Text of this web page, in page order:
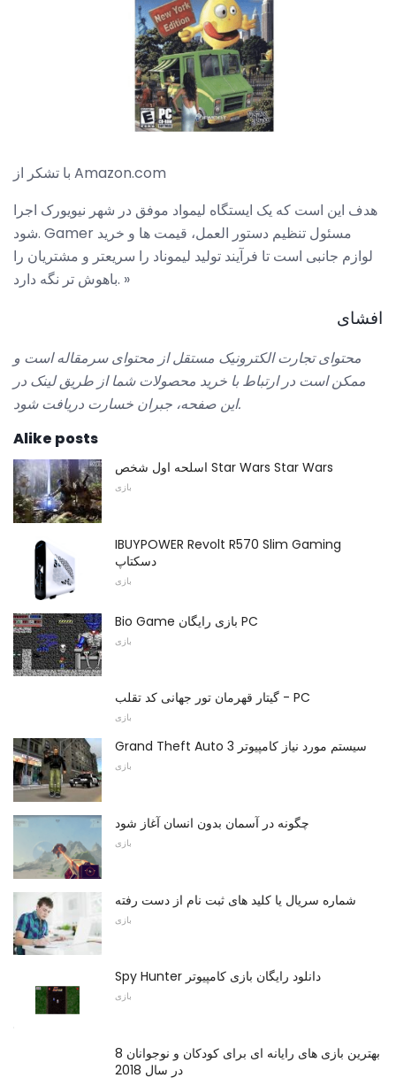
با تشکر از Amazon.com
هدف این است که یک ایستگاه لیمواد موفق در شهر نیویورک اجرا
شود. Gamer مسئول تنظیم دستور العمل، قیمت ها و خرید
لوازم جانبی است تا فرآیند تولید لیموناد را سریعتر و مشتریان را
باهوش تر نگه دارد. »
افشای
محتوای تجارت الکترونیک مستقل از محتوای سرمقاله است و
ممکن است در ارتباط با خرید محصولات شما از طریق لینک در
این صفحه، جبران خسارت دریافت شود.
Alike posts
اسلحه اول شخص Star Wars Star Wars
بازی
IBUYPOWER Revolt R570 Slim Gaming
دسکتاپ
بازی
Bio Game بازی رایگان PC
بازی
گیتار قهرمان تور جهانی کد تقلب - PC
بازی
Grand Theft Auto 3 سیستم مورد نیاز کامپیوتر
بازی
چگونه در آسمان بدون انسان آغاز شود
بازی
شماره سریال یا کلید های ثبت نام از دست رفته
بازی
Spy Hunter دانلود رایگان بازی کامپیوتر
بازی
8 بهترین بازی های رایانه ای برای کودکان و نوجوانان
در سال 2018